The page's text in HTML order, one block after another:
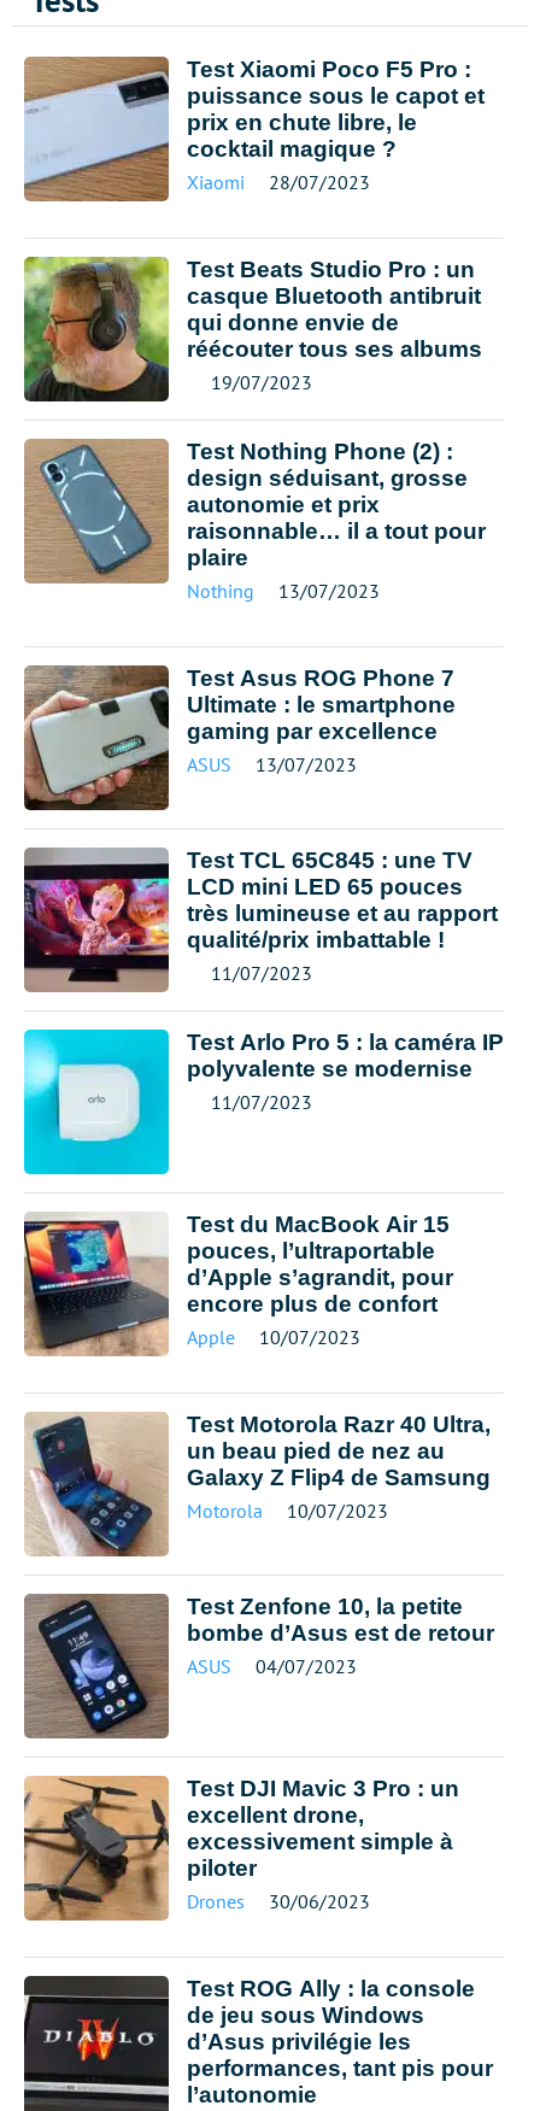
Test Xiaomi Poco F5 Pro :
puissance sous le capot et
prix en chute libre, le
cocktail magique ?
Xiaomi 28/07/2023
Test Beats Studio Pro : un
casque Bluetooth antibruit
qui donne envie de
réécouter tous ses albums
19/07/2023
Test Nothing Phone (2) :
design séduisant, grosse
autonomie et prix
raisonnable… il a tout pour
plaire
Nothing 13/07/2023
Test Asus ROG Phone 7
Ultimate : le smartphone
gaming par excellence
ASUS 13/07/2023
Test TCL 65C845 : une TV
LCD mini LED 65 pouces
très lumineuse et au rapport
qualité/prix imbattable !
11/07/2023
Test Arlo Pro 5 : la caméra IP
polyvalente se modernise
11/07/2023
Test du MacBook Air 15
pouces, l’ultraportable
d’Apple s’agrandit, pour
encore plus de confort
Apple 10/07/2023
Test Motorola Razr 40 Ultra,
un beau pied de nez au
Galaxy Z Flip4 de Samsung
Motorola 10/07/2023
Test Zenfone 10, la petite
bombe d’Asus est de retour
ASUS 04/07/2023
Test DJI Mavic 3 Pro : un
excellent drone,
excessivement simple à
piloter
Drones 30/06/2023
Test ROG Ally : la console
de jeu sous Windows
d’Asus privilégie les
performances, tant pis pour
l’autonomie